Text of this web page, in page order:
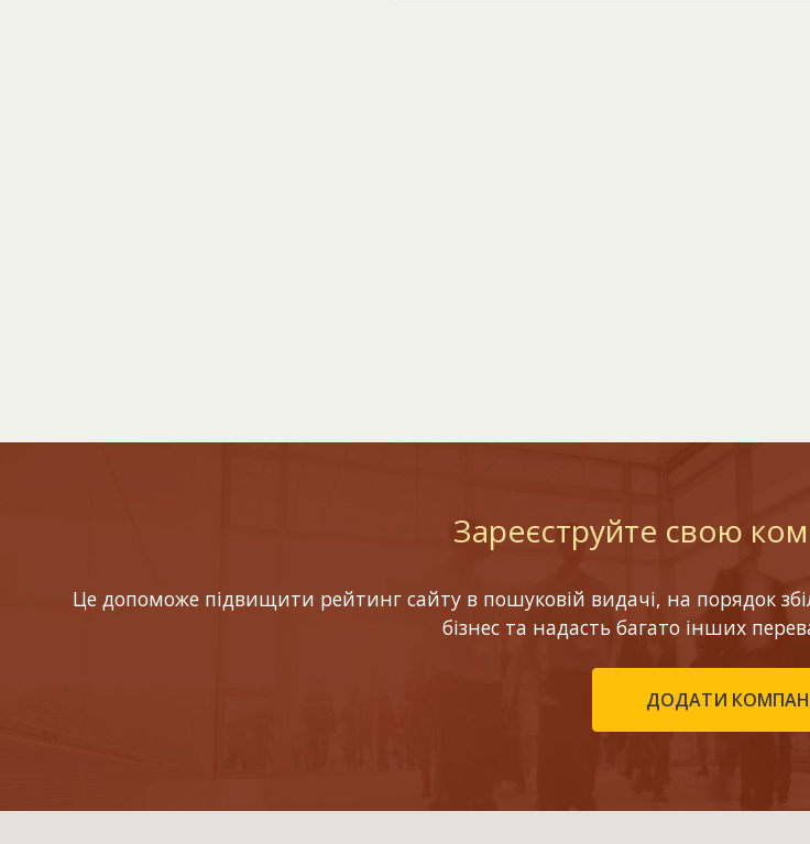
Зареєструйте свою
Це допоможе підвищити рейтинг сайту в пошуковій видачі, на порядок
бізнес та надасть багато інших
ДОДАТИ